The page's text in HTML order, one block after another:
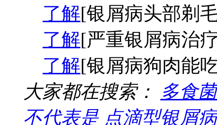
了解[银屑病头部剃
了解[严重银屑病治
了解[银屑病狗肉能
大家都在搜索：
多食
不代表是 点滴型银屑